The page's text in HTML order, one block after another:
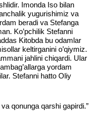
Imonda Iso bilan
yugurishimiz va
beradi va Stefanga
Ko’pchilik Stefanni
Kitobda bu odamlar
keltirganini o’qiymiz.
jahlini chiqardi. Ular
yordam
Stefanni hatto Oliy
qonunga qarshi gapirdi.”